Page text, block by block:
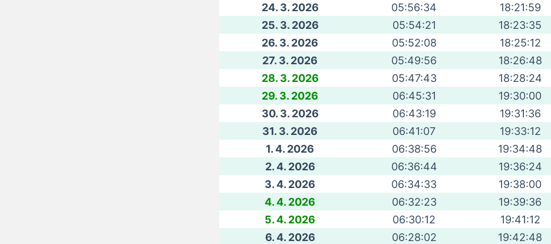
24. 3. 2026
05:56:34
18:21:59
25. 3. 2026
05:54:21
18:23:35
26. 3. 2026
05:52:08
18:25:12
27. 3. 2026
05:49:56
18:26:48
28. 3. 2026
05:47:43
18:28:24
29. 3. 2026
06:45:31
19:30:00
30. 3. 2026
06:43:19
19:31:36
31. 3. 2026
06:41:07
19:33:12
1. 4. 2026
06:38:56
19:34:48
2. 4. 2026
06:36:44
19:36:24
3. 4. 2026
06:34:33
19:38:00
4. 4. 2026
06:32:23
19:39:36
5. 4. 2026
06:30:12
19:41:12
6. 4. 2026
06:28:02
19:42:48